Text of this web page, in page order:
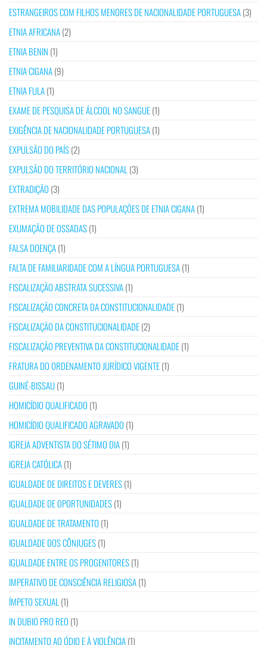
ESTRANGEIROS COM FILHOS MENORES DE NACIONALIDADE PORTUGUESA(3)
ETNIA AFRICANA(2)
ETNIA BENIN (1)
ETNIA CIGANA(9)
ETNIA FULA(1)
EXAME DE PESQUISA DE ÁLCOOL NO SANGUE(1)
EXIGÊNCIA DE NACIONALIDADE PORTUGUESA(1)
EXPULSÃO DO PAÍS(2)
EXPULSÃO DO TERRITÓRIO NACIONAL (3)
EXTRADIÇÃO (3)
EXTREMA MOBILIDADE DAS POPULAÇÕES DE ETNIA CIGANA(1)
EXUMAÇÃO DE OSSADAS(1)
FALSA DOENÇA(1)
FALTA DE FAMILIARIDADE COM A LÍNGUA PORTUGUESA(1)
FISCALIZAÇÃO ABSTRATA SUCESSIVA(1)
FISCALIZAÇÃO CONCRETA DA CONSTITUCIONALIDADE(1)
FISCALIZAÇÃO DA CONSTITUCIONALIDADE(2)
FISCALIZAÇÃO PREVENTIVA DA CONSTITUCIONALIDADE(1)
FRATURA DO ORDENAMENTO JURÍDICO VIGENTE(1)
GUINÉ-BISSAU(1)
HOMICÍDIO QUALIFICADO (1)
HOMICÍDIO QUALIFICADO AGRAVADO (1)
IGREJA ADVENTISTA DO SÉTIMO DIA(1)
IGREJA CATÓLICA(1)
IGUALDADE DE DIREITOS E DEVERES(1)
IGUALDADE DE OPORTUNIDADES(1)
IGUALDADE DE TRATAMENTO (1)
IGUALDADE DOS CÔNJUGES(1)
IGUALDADE ENTRE OS PROGENITORES(1)
IMPERATIVO DE CONSCIÊNCIA RELIGIOSA(1)
ÍMPETO SEXUAL (1)
IN DUBIO PRO REO (1)
INCITAMENTO AO ÓDIO E À VIOLÊNCIA(1)